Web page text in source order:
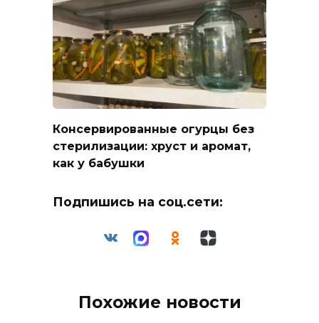
Консервированные огурцы без
стерилизации: хруст и аромат,
как у бабушки
Подпишись на соц.сети:
Похожие новости